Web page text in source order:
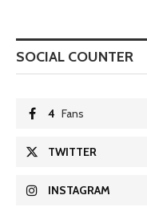
SOCIAL COUNTER
4 Fans
TWITTER
INSTAGRAM